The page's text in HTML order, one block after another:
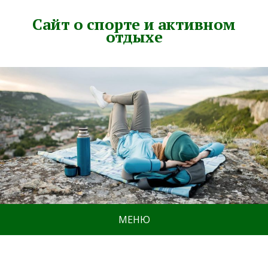
Сайт о спорте и активном
отдыхе
МЕНЮ